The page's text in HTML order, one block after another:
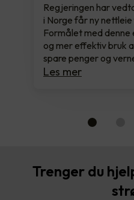
Regjeringen har
i Norge får ny
Formålet med
og mer effektiv bruk
spare penger og
Les mer
Trenger du